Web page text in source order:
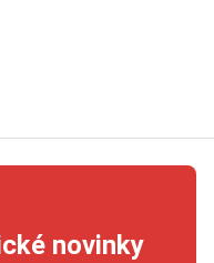
novinky